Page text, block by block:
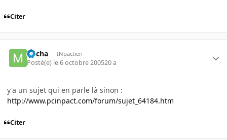
Citer
micha INpactien
Posté(e) le 6 octobre 200520 a
y'a un sujet qui en parle là sinon :
http://www.pcinpact.com/forum/sujet_64184.htm
Citer